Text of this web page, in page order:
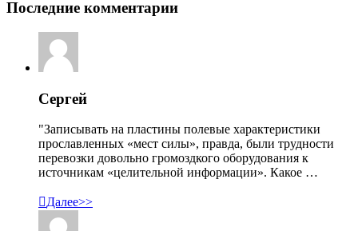
Последние комментарии
Сергей
"Записывать на пластины полевые характеристики
прославленных «мест силы», правда, были трудности
перевозки довольно громоздкого оборудования к
источникам «целительной информации». Какое …
Далее>>